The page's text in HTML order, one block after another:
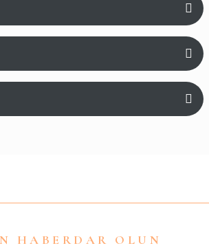
ürüne ilk yorumu siz yapın!
veya görüntülenemiyor.
HABERDAR OLUN